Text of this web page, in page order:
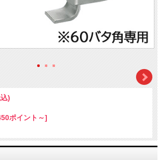
)
ポイント～]